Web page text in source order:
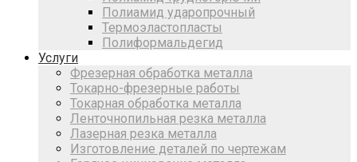
Полиамид ударопрочный
Термоэластопласты
Полиформальдегид
Услуги
Фрезерная обработка металла
Токарно-фрезерные работы
Токарная обработка металла
Ленточнопильная резка металла
Лазерная резка металла
Изготовление деталей по чертежам